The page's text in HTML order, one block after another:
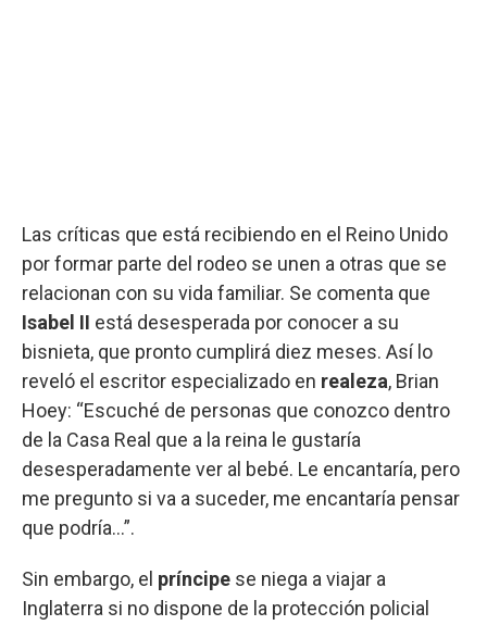
Las críticas que está recibiendo en el Reino Unido
por formar parte del rodeo se unen a otras que se
relacionan con su vida familiar. Se comenta que
Isabel II está desesperada por conocer a su
bisnieta, que pronto cumplirá diez meses. Así lo
reveló el escritor especializado en realeza, Brian
Hoey: “Escuché de personas que conozco dentro
de la Casa Real que a la reina le gustaría
desesperadamente ver al bebé. Le encantaría, pero
me pregunto si va a suceder, me encantaría pensar
que podría…”.
Sin embargo, el príncipe se niega a viajar a
Inglaterra si no dispone de la protección policial